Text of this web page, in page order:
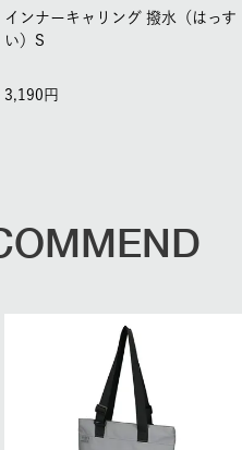
インナーキャリング 撥水（はっす
い）S
3,190